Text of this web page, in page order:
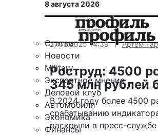
8 августа 2026
Статьи
Новости
Military
Экспертное мнение
Деловой клуб
Автомобили
Экономика
Финансы
27.02.2025 14:39 Артем
Роструд: 4500
345 млн рублей
В 2024 году более 4500
срабатыванию
раскрыли в пресс-службе